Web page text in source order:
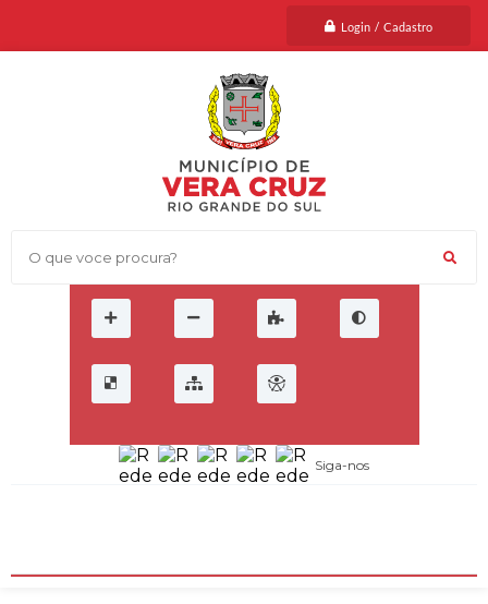
Login / Cadastro
O que voce procura?
Siga-nos